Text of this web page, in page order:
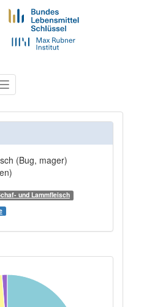
Toggle
navigation
(Bug, mager)
und Lammfleisch